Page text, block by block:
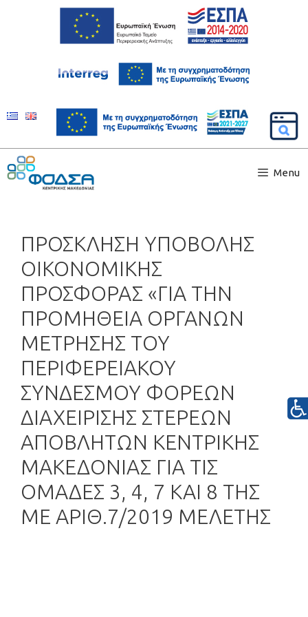
Menu
ΠΡΟΣΚΛΗΣΗ ΥΠΟΒΟΛΗΣ
ΟΙΚΟΝΟΜΙΚΗΣ
ΠΡΟΣΦΟΡΑΣ «ΓΙΑ ΤΗΝ
ΠΡΟΜΗΘΕΙΑ ΟΡΓΑΝΩΝ
ΜΕΤΡΗΣΗΣ ΤΟΥ
ΠΕΡΙΦΕΡΕΙΑΚΟΥ
ΣΥΝΔΕΣΜΟΥ ΦΟΡΕΩΝ
ΔΙΑΧΕΙΡΙΣΗΣ ΣΤΕΡΕΩΝ
ΑΠΟΒΛΗΤΩΝ ΚΕΝΤΡΙΚΗΣ
ΜΑΚΕΔΟΝΙΑΣ ΓΙΑ ΤΙΣ
ΟΜΑΔΕΣ 3, 4, 7 ΚΑΙ 8 ΤΗΣ
ΜΕ ΑΡΙΘ.7/2019 ΜΕΛΕΤΗΣ